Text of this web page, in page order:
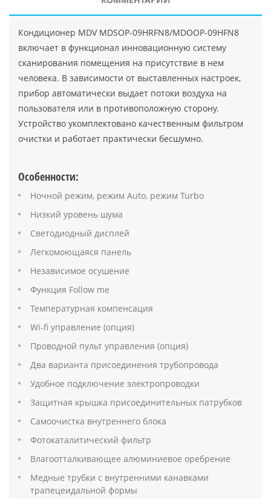
Кондиционер MDV MDSOP-09HRFN8/MDOOP-09HFN8
включает в функционал инновационную систему
сканирования помещения на присутствие в нем
человека. В зависимости от выставленных настроек,
прибор автоматически выдает потоки воздуха на
пользователя или в противоположную сторону.
Устройство укомплектовано качественным фильтром
очистки и работает практически бесшумно.
Особенности:
Ночной режим, режим Auto, режим Turbo
Низкий уровень шума
Светодиодный дисплей
Легкомоющаяся панель
Независимое осушение
Функция Follow me
Температурная компенсация
Wi-fi управление (опция)
Проводной пульт управления (опция)
Два варианта присоединения трубопровода
Удобное подключение электропроводки
Защитная крышка присоединительных патрубков
Самоочистка внутреннего блока
Фотокаталитический фильтр
Влагоотталкивающее алюминиевое оребрение
Медные трубки с внутренними канавками
трапецеидальной формы